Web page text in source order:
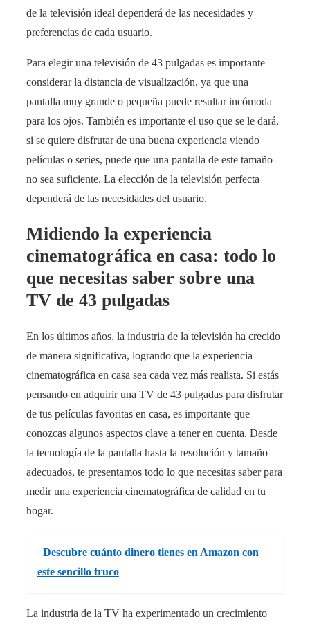
de la televisión ideal dependerá de las necesidades y
preferencias de cada usuario.
Para elegir una televisión de 43 pulgadas es importante
considerar la distancia de visualización, ya que una
pantalla muy grande o pequeña puede resultar incómoda
para los ojos. También es importante el uso que se le dará,
si se quiere disfrutar de una buena experiencia viendo
películas o series, puede que una pantalla de este tamaño
no sea suficiente. La elección de la televisión perfecta
dependerá de las necesidades del usuario.
Midiendo la experiencia
cinematográfica en casa: todo lo
que necesitas saber sobre una
TV de 43 pulgadas
En los últimos años, la industria de la televisión ha crecido
de manera significativa, logrando que la experiencia
cinematográfica en casa sea cada vez más realista. Si estás
pensando en adquirir una TV de 43 pulgadas para disfrutar
de tus películas favoritas en casa, es importante que
conozcas algunos aspectos clave a tener en cuenta. Desde
la tecnología de la pantalla hasta la resolución y tamaño
adecuados, te presentamos todo lo que necesitas saber para
medir una experiencia cinematográfica de calidad en tu
hogar.
Descubre cuánto dinero tienes en Amazon con
este sencillo truco
La industria de la TV ha experimentado un crecimiento